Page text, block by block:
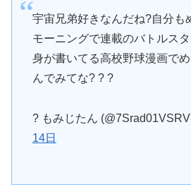
宇宙兄弟好きなんだね?自分も
モーニングで連載のバトルス
身が書いてる高校野球漫画で
んでみてな? ? ?
? もみじたん
14日